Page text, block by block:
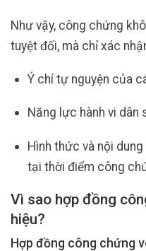
Như vậy, công chứng
tuyệt đối, mà chỉ xác
Ý chí tự nguyện của
Năng lực hành vi dân
Hình thức và nội
tại thời điểm công
Vì sao hợp đồng
hiệu?
Hợp đồng công chứng